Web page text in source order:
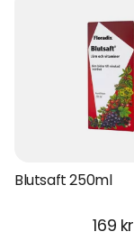
Blutsaft 250ml
169 kr